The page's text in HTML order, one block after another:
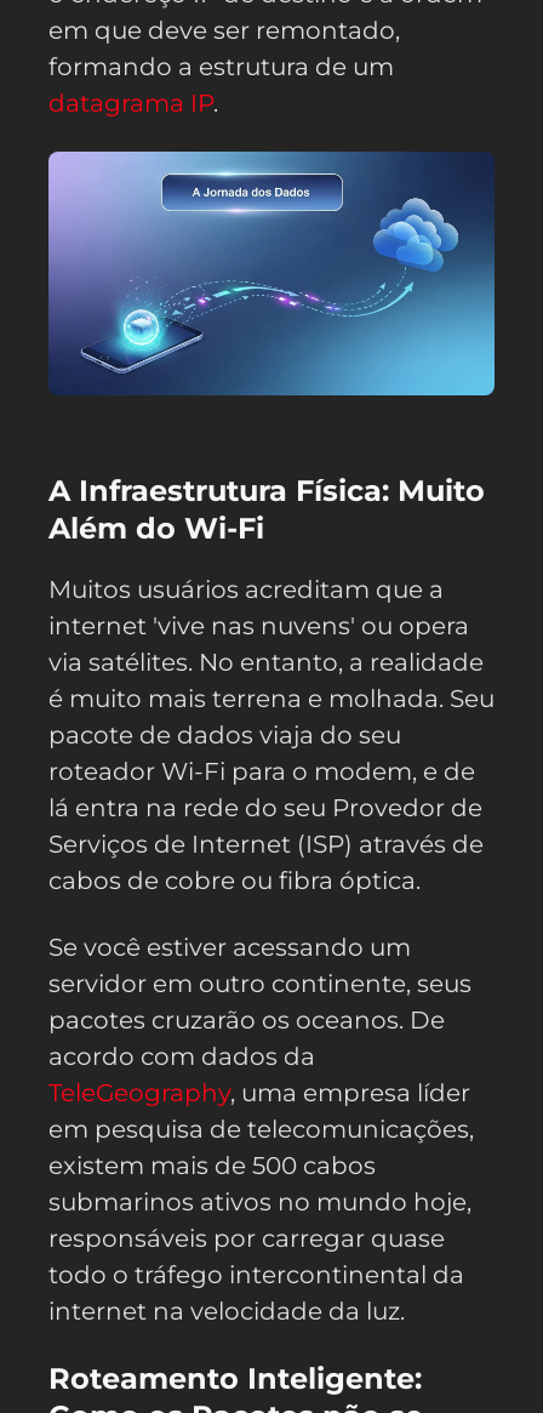
em que deve ser remontado,
formando a estrutura de um
datagrama IP.
A Infraestrutura Física: Muito
Além do Wi-Fi
Muitos usuários acreditam que a
internet 'vive nas nuvens' ou opera
via satélites. No entanto, a realidade
é muito mais terrena e molhada. Seu
pacote de dados viaja do seu
roteador Wi-Fi para o modem, e de
lá entra na rede do seu Provedor de
Serviços de Internet (ISP) através de
cabos de cobre ou fibra óptica.
Se você estiver acessando um
servidor em outro continente, seus
pacotes cruzarão os oceanos. De
acordo com dados da
TeleGeography, uma empresa líder
em pesquisa de telecomunicações,
existem mais de 500 cabos
submarinos ativos no mundo hoje,
responsáveis por carregar quase
todo o tráfego intercontinental da
internet na velocidade da luz.
Roteamento Inteligente: